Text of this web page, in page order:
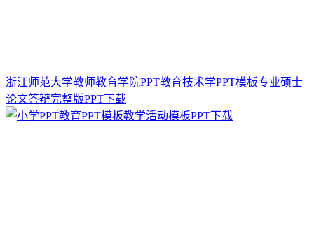
浙江师范大学教师教育学院PPT教育技术学PPT模板专业硕士
论文答辩完整版PPT下载